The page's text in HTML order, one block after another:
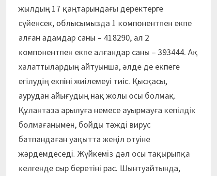
жылдың 17 қаңтарындағы деректерге
сүйенсек, облысымызда 1 компонентпен екпе
алған адамдар саны – 418290, ал 2
компонентпен екпе алғандар саны – 393444. Ақ
халаттылардың айтуынша, әлде де екпеге
егілудің екпіні жиілемеуі тиіс. Қысқасы,
аурудан айығудың нақ жолы осы болмақ.
Құлантаза арылуға немесе ауырмауға кепілдік
болмағанымен, бойды тәжді вирус
батпандаған уақытта жеңіл өтуіне
жәрдемдеседі. Жүйкеміз дәл осы тақырыпқа
келгенде сыр беретіні рас. Шынтуайтында,